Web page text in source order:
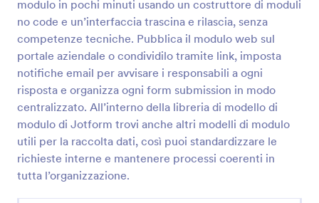
modulo in pochi minuti usando un costruttore di moduli
no code e un’interfaccia trascina e rilascia, senza
competenze tecniche. Pubblica il modulo web sul
portale aziendale o condividilo tramite link, imposta
notifiche email per avvisare i responsabili a ogni
risposta e organizza ogni form submission in modo
centralizzato. All’interno della libreria di modello di
modulo di Jotform trovi anche altri modelli di modulo
utili per la raccolta dati, così puoi standardizzare le
richieste interne e mantenere processi coerenti in
tutta l’organizzazione.
Modulo Di Richiesta Materiale
Il Modulo di Richiesta Materiale viene utilizzato da
costruttori, architetti, direttori dello sviluppo e
gestori immobiliari per richiedere materiali edili,
forniture o utensili per un progetto.
Go to Category:
Moduli Aziendali